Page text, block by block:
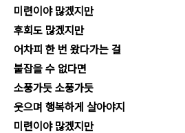
미련이야 많겠지만
후회도 많겠지만
어차피 한 번 왔다가는 걸
붙잡을 수 없다면
소풍가듯 소풍가듯
웃으며 행복하게 살아야지
미련이야 많겠지만